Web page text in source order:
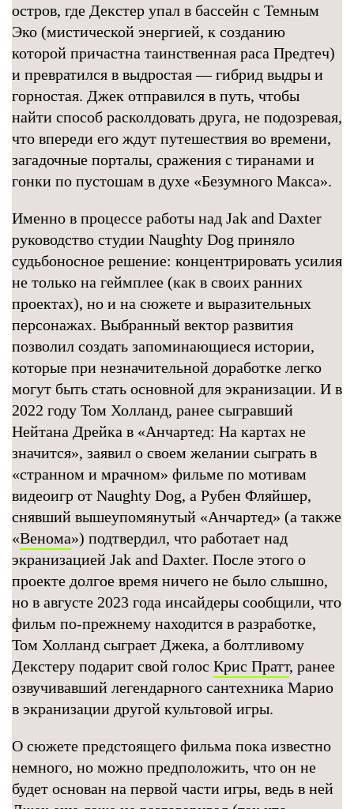
остров, где Декстер упал в бассейн с Темным
Эко (мистической энергией, к созданию
которой причастна таинственная раса Предтеч)
и превратился в выдростая — гибрид выдры и
горностая. Джек отправился в путь, чтобы
найти способ расколдовать друга, не подозревая,
что впереди его ждут путешествия во времени,
загадочные порталы, сражения с тиранами и
гонки по пустошам в духе «Безумного Макса».
Именно в процессе работы над Jak and Daxter
руководство студии Naughty Dog приняло
судьбоносное решение: концентрировать усилия
не только на геймплее (как в своих ранних
проектах), но и на сюжете и выразительных
персонажах. Выбранный вектор развития
позволил создать запоминающиеся истории,
которые при незначительной доработке легко
могут быть стать основной для экранизации. И в
2022 году Том Холланд, ранее сыгравший
Нейтана Дрейка в «Анчартед: На картах не
значится», заявил о своем желании сыграть в
«странном и мрачном» фильме по мотивам
видеоигр от Naughty Dog, а Рубен Фляйшер,
снявший вышеупомянутый «Анчартед» (а также
«Венома») подтвердил, что работает над
экранизацией Jak and Daxter. После этого о
проекте долгое время ничего не было слышно,
но в августе 2023 года инсайдеры сообщили, что
фильм по-прежнему находится в разработке,
Том Холланд сыграет Джека, а болтливому
Декстеру подарит свой голос Крис Пратт, ранее
озвучивавший легендарного сантехника Марио
в экранизации другой культовой игры.
О сюжете предстоящего фильма пока известно
немного, но можно предположить, что он не
будет основан на первой части игры, ведь в ней